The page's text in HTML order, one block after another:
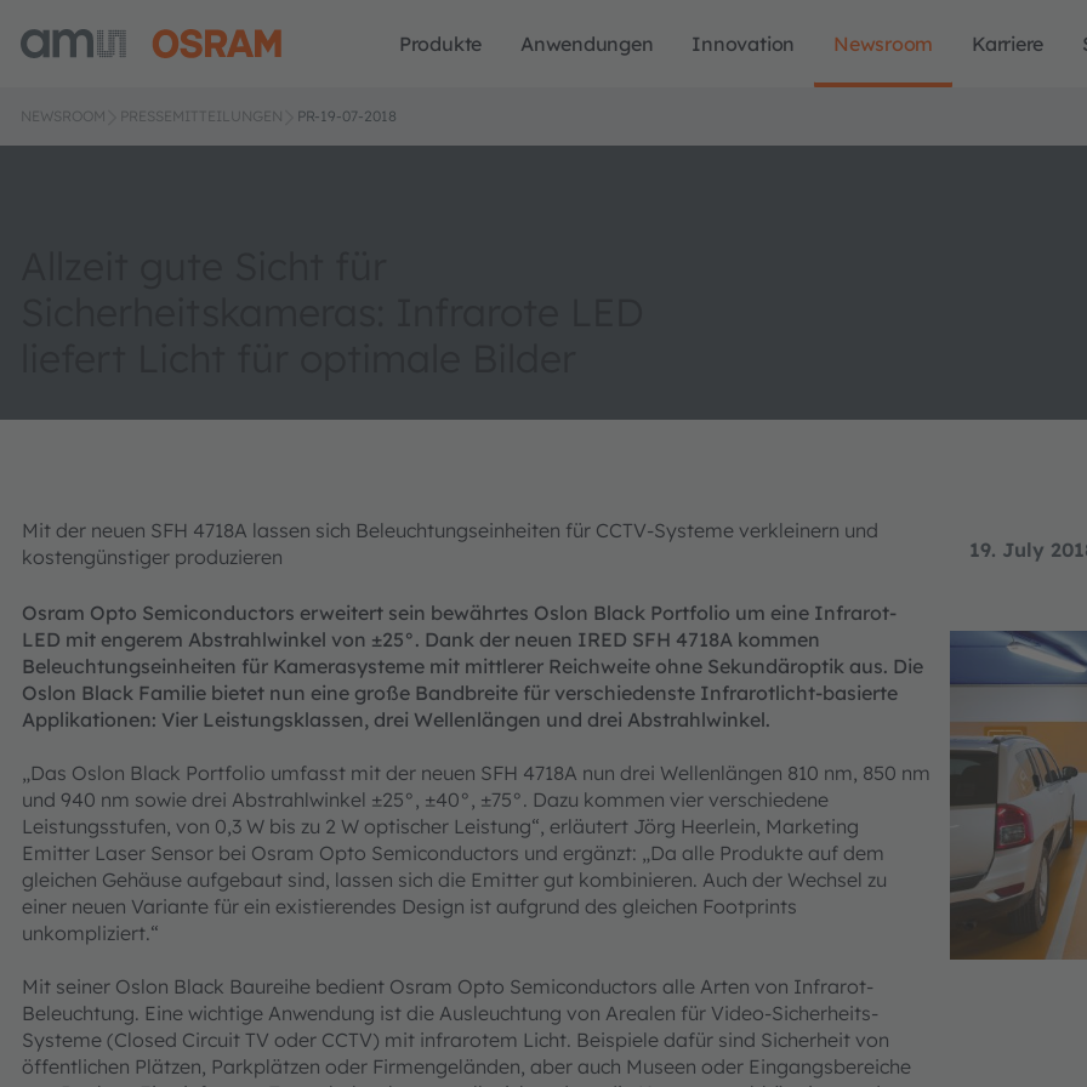
Produkte Anwendungen Innovation Newsroom Karriere
NEWSROOM PRESSEMITTEILUNGEN PR-19-07-2018
19. July
Mit der neuen SFH 4718A lassen sich Beleuchtungseinheiten für CCTV-Systeme verkleinern und
kostengünstiger produzieren
Osram Opto Semiconductors erweitert sein bewährtes Oslon Black Portfolio um eine Infrarot-
LED mit engerem Abstrahlwinkel von ±25°. Dank der neuen IRED SFH 4718A kommen
Beleuchtungseinheiten für Kamerasysteme mit mittlerer Reichweite ohne Sekundäroptik aus. Die
Oslon Black Familie bietet nun eine große Bandbreite für verschiedenste Infrarotlicht-basierte
Applikationen: Vier Leistungsklassen, drei Wellenlängen und drei Abstrahlwinkel.
„Das Oslon Black Portfolio umfasst mit der neuen SFH 4718A nun drei Wellenlängen 810 nm, 850 nm
und 940 nm sowie drei Abstrahlwinkel ±25°, ±40°, ±75°. Dazu kommen vier verschiedene
Leistungsstufen, von 0,3 W bis zu 2 W optischer Leistung“, erläutert Jörg Heerlein, Marketing
Emitter Laser Sensor bei Osram Opto Semiconductors und ergänzt: „Da alle Produkte auf dem
gleichen Gehäuse aufgebaut sind, lassen sich die Emitter gut kombinieren. Auch der Wechsel zu
einer neuen Variante für ein existierendes Design ist aufgrund des gleichen Footprints
unkompliziert.“
Mit seiner Oslon Black Baureihe bedient Osram Opto Semiconductors alle Arten von Infrarot-
Beleuchtung. Eine wichtige Anwendung ist die Ausleuchtung von Arealen für Video-Sicherheits-
Systeme (Closed Circuit TV oder CCTV) mit infrarotem Licht. Beispiele dafür sind Sicherheit von
öffentlichen Plätzen, Parkplätzen oder Firmengeländen, aber auch Museen oder Eingangsbereiche